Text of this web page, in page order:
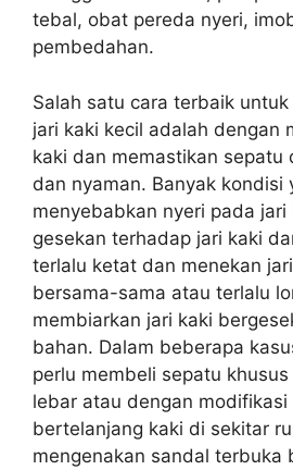
tebal, obat pereda nyeri,
pembedahan.
Salah satu cara terbaik
jari kaki kecil adalah dengan
kaki dan memastikan sepatu
dan nyaman. Banyak kondisi
menyebabkan nyeri pada
gesekan terhadap jari kaki
terlalu ketat dan menekan
bersama-sama atau terlalu
membiarkan jari kaki
bahan. Dalam beberapa
perlu membeli sepatu
lebar atau dengan modifikasi
bertelanjang kaki di sekitar
mengenakan sandal terbuka